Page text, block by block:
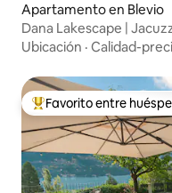
Apartamento en Blevio
Dana Lakescape |
Ubicación · Calidad-
Favorito entre
Favorito entre